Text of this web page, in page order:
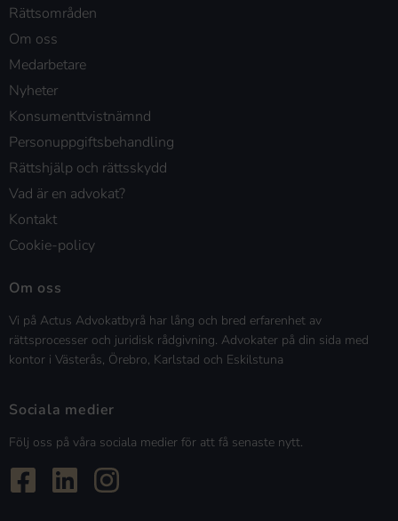
Rättsområden
Om oss
Medarbetare
Nyheter
Konsumenttvistnämnd
Personuppgiftsbehandling
Rättshjälp och rättsskydd
Vad är en advokat?
Kontakt
Cookie-policy
Om oss
Vi på Actus Advokatbyrå har lång och bred erfarenhet av
rättsprocesser och juridisk rådgivning. Advokater på din sida med
kontor i Västerås, Örebro, Karlstad och Eskilstuna
Sociala medier
Följ oss på våra sociala medier för att få senaste nytt.